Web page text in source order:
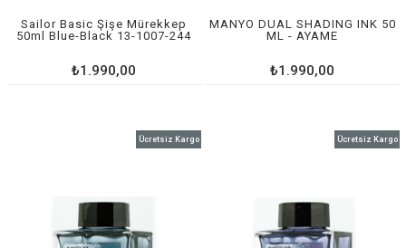
Sailor Basic Şişe Mürekkep
50ml Blue-Black 13-1007-244
₺1.990,00
MANYO DUAL SHADING INK 50
ML - AYAME
₺1.990,00
Ücretsiz Kargo Ücretsiz Kargo